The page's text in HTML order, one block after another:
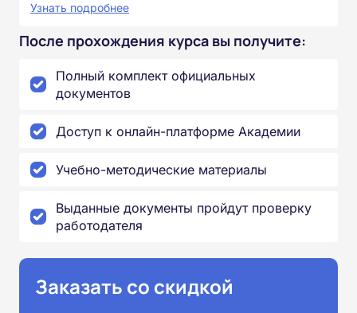
Узнать подробнее
После прохождения курса вы получите:
Полный комплект официальных
документов
Доступ к онлайн-платформе Академии
Учебно-методические материалы
Выданные документы пройдут проверку
работодателя
Заказать со скидкой